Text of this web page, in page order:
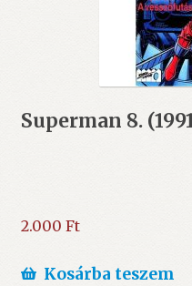
Superman 8.
2.000 Ft
Kosárba teszem